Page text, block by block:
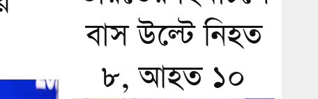
বাস উল্টে নিহত
৮, আহত ১০